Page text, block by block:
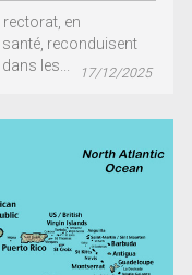
rectorat, en
reconduisent
les...
17/12/2025